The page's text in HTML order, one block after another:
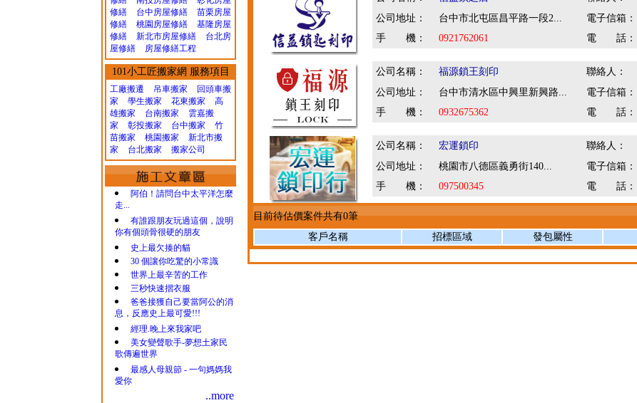
修繕
台中房屋修繕
苗栗房屋
修繕
桃園房屋修繕
基隆房屋
修繕
新北市房屋修繕
台北房
屋修繕
房屋修繕工程
101小工匠搬家網 服務項目
工廠搬遷 吊車搬家
回頭車搬
家
學生搬家 花東搬家
高
雄搬家
台南搬家
雲嘉搬
家
彰投搬家 台中搬家
竹
苗搬家
桃園搬家
新北市搬
家
台北搬家 搬家公司
阿伯！請問台中太平洋怎麼
走...
有誰跟朋友玩過這個，說明
你有個頭骨很硬的朋友
史上最欠揍的貓
30 個讓你吃驚的小常識
世界上最辛苦的工作
三秒快速摺衣服
爸爸接獲自己要當阿公的消
息，反應史上最可愛!!!
經理.晚上來我家吧
美女變聲歌手-夢想土家民
歌傳遍世界
最感人母親節 - 一句媽媽我
愛你
..more
公司地址：
台中市北屯區昌平路一段2... 電子信箱：
手 機：
0921762061 電 話：
公司名稱： 福源鎖王刻印 聯絡人：
公司地址：
台中市清水區中興里新興路... 電子信箱：
手 機：
0932675362 電 話：
公司名稱： 宏運鎖印 聯絡人：
公司地址：
桃園市八德區義勇街140... 電子信箱：
手 機：
097500345 電 話：
目前待估價案件共有0筆
客戶名稱
招標區域 發包屬性